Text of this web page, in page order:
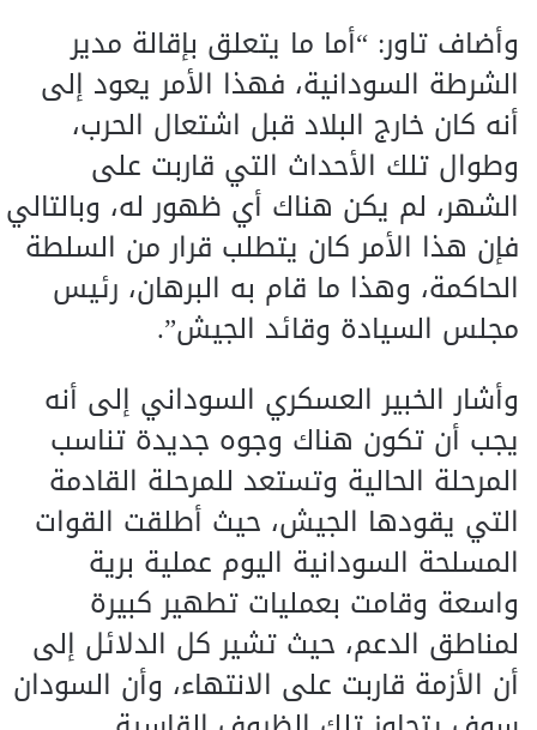
وأضاف تاور: “أما ما يتعلق بإقالة مدير
الشرطة السودانية، فهذا الأمر يعود إلى
أنه كان خارج البلاد قبل اشتعال الحرب،
وطوال تلك الأحداث التي قاربت على
الشهر، لم يكن هناك أي ظهور له، وبالتالي
فإن هذا الأمر كان يتطلب قرار من السلطة
الحاكمة، وهذا ما قام به البرهان، رئيس
مجلس السيادة وقائد الجيش”.
وأشار الخبير العسكري السوداني إلى أنه
يجب أن تكون هناك وجوه جديدة تناسب
المرحلة الحالية وتستعد للمرحلة القادمة
التي يقودها الجيش، حيث أطلقت القوات
المسلحة السودانية اليوم عملية برية
واسعة وقامت بعمليات تطهير كبيرة
لمناطق الدعم، حيث تشير كل الدلائل إلى
أن الأزمة قاربت على الانتهاء، وأن السودان